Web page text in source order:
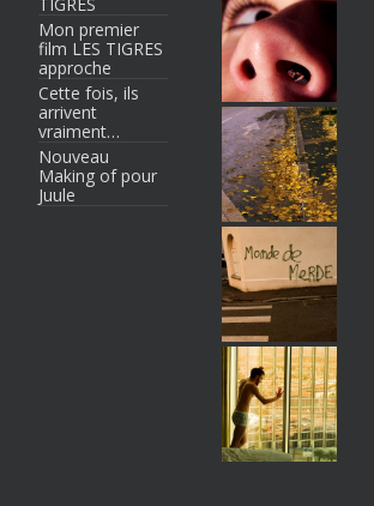
TIGRES
Mon premier
film LES TIGRES
approche
Cette fois, ils
arrivent
vraiment…
Nouveau
Making of pour
Juule